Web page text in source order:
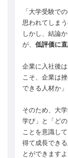
「大学受験で
思われてしま
しかし、結論
が、 低評価に
企業に入社後
こそ、企業は
できる人材か
そのため、大
学び」と「ど
ことを意識し
得て成長でき
とができますよ